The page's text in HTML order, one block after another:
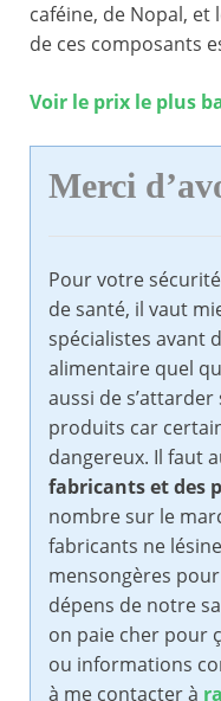
caféine, de Nopal, et
de ces composants
Voir le prix le plus
Merci
Pour votre
de santé, il vaut
spécialistes avant
alimentaire quel
aussi de
produits car
dangereux. Il faut
fabricants et des
nombre sur le
fabricants ne
mensongères
dépens de notre
on paie cher pour
ou informations
à me contacter à